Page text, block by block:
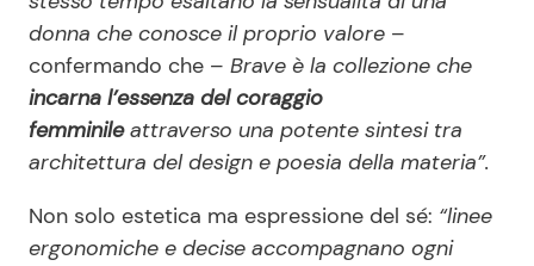
donna che conosce il proprio valore –
confermando che – Brave è la collezione che
incarna l’essenza del coraggio
femminileattraverso una potente sintesi tra
architettura del design e poesia della materia”.
Non solo estetica ma espressione del sé: “linee
ergonomiche e decise accompagnano ogni